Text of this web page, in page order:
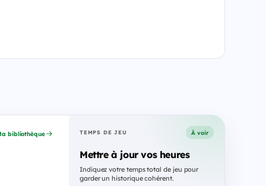
bibliothèque TEMPS DE JEU À voir
Mettre à jour vos heures
Indiquez votre temps total de jeu pour
garder un historique cohérent.